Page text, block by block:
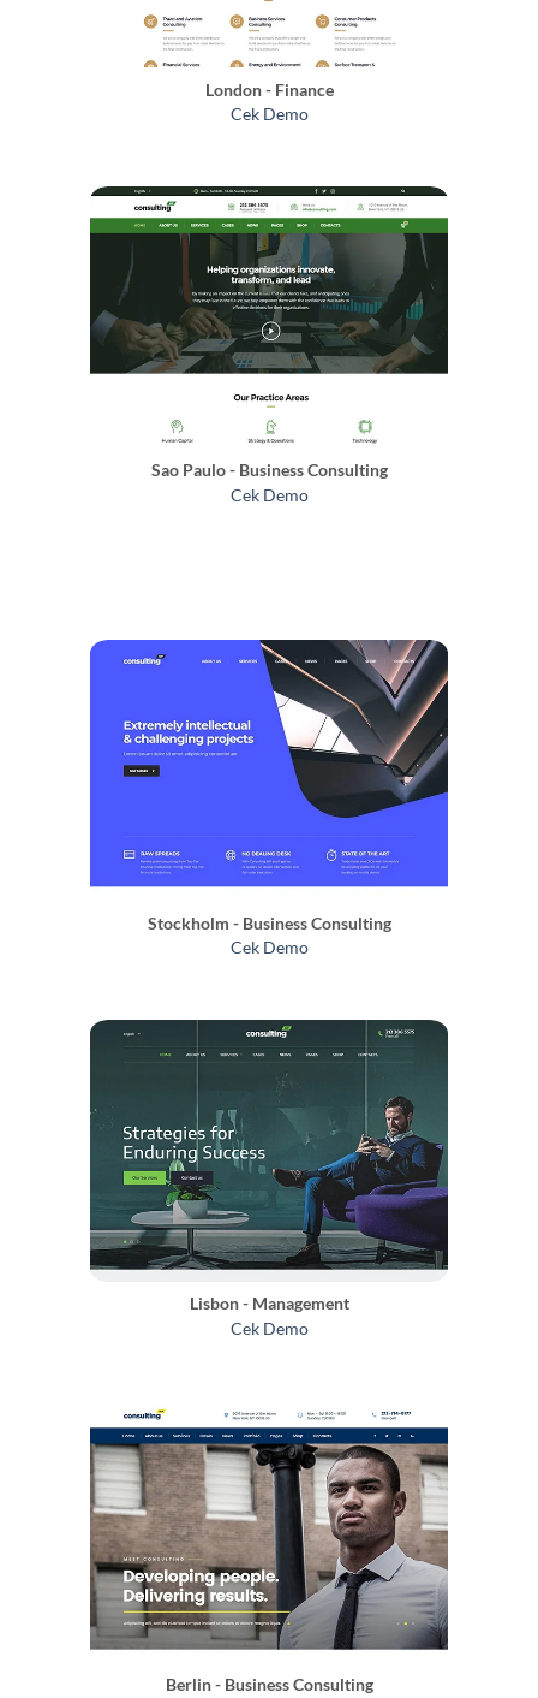
London - Finance
Cek Demo
Sao Paulo - Business Consulting
Cek Demo
Stockholm - Business Consulting
Cek Demo
Lisbon - Management
Cek Demo
Berlin - Business Consulting